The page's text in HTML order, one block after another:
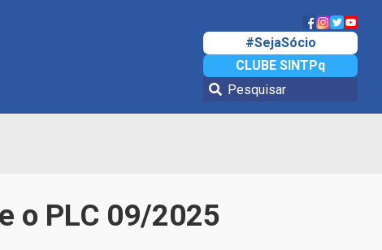
#SejaSócio
CLUBE SINTPq
o PLC 09/2025